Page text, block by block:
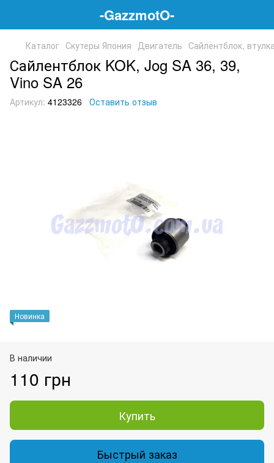
-GazzmotO-
Каталог Скутеры Япония Двигатель Сайлентблок,
Сайлентблок KOK, Jog SA 36, 39,
Vino SA 26
Артикул: 4123326 Оставить отзыв
Новинка
В наличии
110 грн
Купить
Быстрый заказ